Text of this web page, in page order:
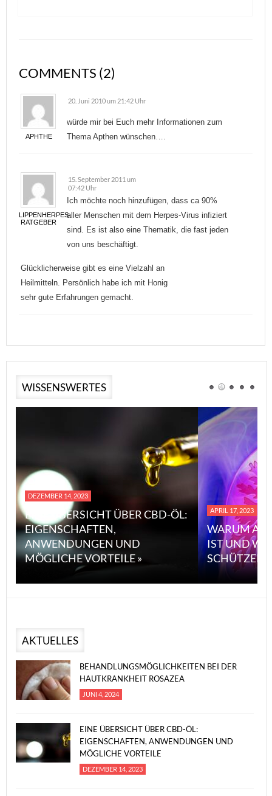
COMMENTS (2)
APHTHE
20. Juni 2010 um 21:42 Uhr
würde mir bei Euch mehr Informationen zum
Thema Apthen wünschen….
LIPPENHERPES-
RATGEBER
15. September 2011 um
07:42 Uhr
Ich möchte noch hinzufügen, dass ca 90%
aller Menschen mit dem Herpes-Virus infiziert
sind. Es ist also eine Thematik, die fast jeden
von uns beschäftigt.
Glücklicherweise gibt es eine Vielzahl an
Heilmitteln. Persönlich habe ich mit Honig
sehr gute Erfahrungen gemacht.
WISSENSWERTES
DEZEMBER 14, 2023
EINE ÜBERSICHT ÜBER CBD-ÖL:
EIGENSCHAFTEN,
ANWENDUNGEN UND
MÖGLICHE VORTEILE »
APRIL 17, 2023
WARUM
IST UND
SCHÜTZEN
AKTUELLES
BEHANDLUNGSMÖGLICHKEITEN BEI DER
HAUTKRANKHEIT ROSAZEA
JUNI 4, 2024
EINE ÜBERSICHT ÜBER CBD-ÖL:
EIGENSCHAFTEN, ANWENDUNGEN UND
MÖGLICHE VORTEILE
DEZEMBER 14, 2023